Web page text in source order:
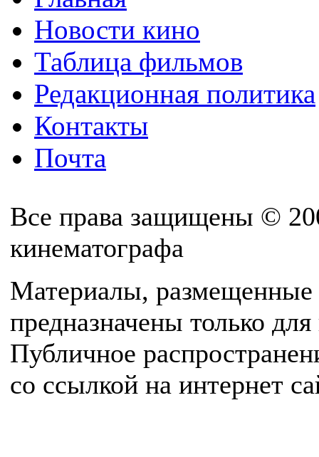
Новости кино
Таблица фильмов
Редакционная политика
Контакты
Почта
Все права защищены ©
кинематографа
Материалы, размещенные
предназначены только
Публичное
со ссылкой на интернет